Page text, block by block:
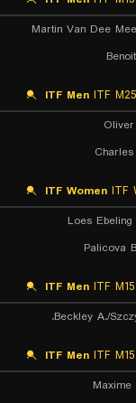
Martin Van Dee
ITF Men ITF
ITF Women ITF
Loes Ebeling
Palicova
ITF Men ITF
Beckley A./
ITF Men ITF
Maxime